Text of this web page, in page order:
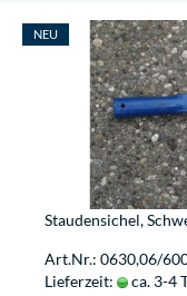
NEU
Staudensichel,
Art.Nr.: 0630,06/
Lieferzeit:
ca. 3-4